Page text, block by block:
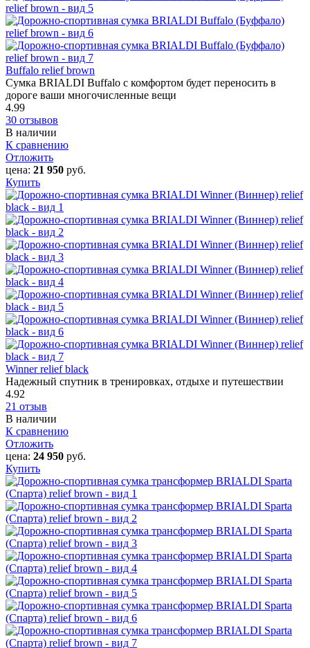
Buffalo relief brown
Сумка BRIALDI Buffalo с комфортом будет переносить в
дороге ваши многочисленные вещи
4.99
30 отзывов
В наличии
К сравнению
Отложить
цена: 21 950 руб.
Купить
Winner relief black
Надежный спутник в тренировках, отдыхе и путешествии
4.92
21 отзыв
В наличии
К сравнению
Отложить
цена: 24 950 руб.
Купить